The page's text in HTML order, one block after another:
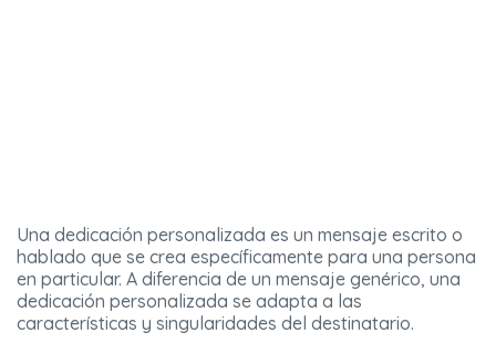
Una dedicación personalizada es un mensaje escrito o
hablado que se crea específicamente para una persona
en particular. A diferencia de un mensaje genérico, una
dedicación personalizada se adapta a las
características y singularidades del destinatario.